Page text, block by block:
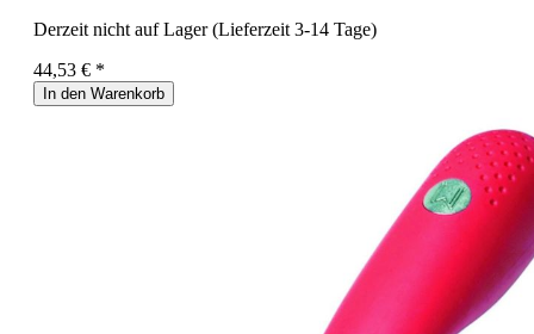
Derzeit nicht auf Lager (Lieferzeit 3-14 Tage)
44,53 € *
In den Warenkorb